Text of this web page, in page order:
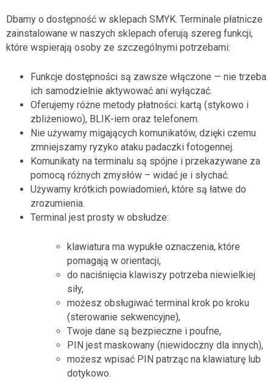
Dbamy o dostępność w sklepach SMYK. Terminale płatnicze
zainstalowane w naszych sklepach oferują szereg funkcji,
które wspierają osoby ze szczególnymi potrzebami:
Funkcje dostępności są zawsze włączone — nie trzeba
ich samodzielnie aktywować ani wyłączać.
Oferujemy różne metody płatności: kartą (stykowo i
zbliżeniowo), BLIK-iem oraz telefonem.
Nie używamy migających komunikatów, dzięki czemu
zmniejszamy ryzyko ataku padaczki fotogennej.
Komunikaty na terminalu są spójne i przekazywane za
pomocą różnych zmysłów – widać je i słychać.
Używamy krótkich powiadomień, które są łatwe do
zrozumienia.
Terminal jest prosty w obsłudze:
klawiatura ma wypukłe oznaczenia, które
pomagają w orientacji,
do naciśnięcia klawiszy potrzeba niewielkiej
siły,
możesz obsługiwać terminal krok po kroku
(sterowanie sekwencyjne),
Twoje dane są bezpieczne i poufne,
PIN jest maskowany (niewidoczny dla innych),
możesz wpisać PIN patrząc na klawiaturę lub
dotykowo.